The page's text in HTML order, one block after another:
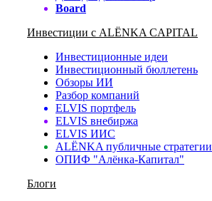
Board
Инвестиции с ALЁNKA CAPITAL
Инвестиционные идеи
Инвестиционный бюллетень
Обзоры ИИ
Разбор компаний
ELVIS портфель
ELVIS внебиржа
ELVIS ИИС
ALЁNKA публичные стратегии
ОПИФ "Алёнка-Капитал"
Блоги